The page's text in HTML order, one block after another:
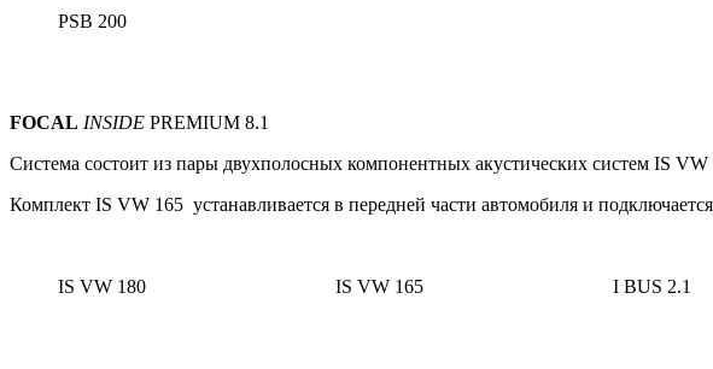
PSB 200
FOCAL INSIDE PREMIUM 8.1
Система состоит из пары двухполосных компонентных акустических систем IS
Комплект IS VW 165 устанавливается в передней части автомобиля и
IS VW 180 IS VW 165 I BUS 2.1